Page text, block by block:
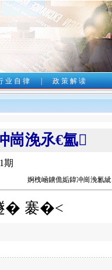
业 自 律 | 政 策 解 读
崗浼氶€氳
期
婀栧崡鐪佹姤鍏冲崗浼氱紪
� 褰�<